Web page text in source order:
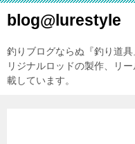
blog@lurestyle
釣りブログならぬ『釣り道
リジナルロッドの製作、リ
載しています。